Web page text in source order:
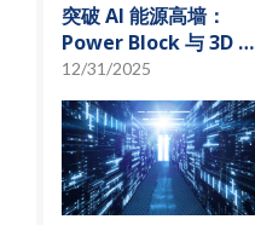
突破 AI 能源高墙：
Power Block 与 3D 微
小化解决方案
12/31/2025